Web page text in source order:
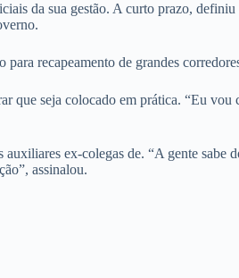
da sua gestão. A curto prazo,
recapeamento de grandes
que seja colocado em prática. “Eu vou
ex-colegas de. “A gente sabe
assinalou.